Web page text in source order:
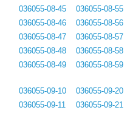
036055-08-45
036055-08-46
036055-08-47
036055-08-48
036055-08-49
036055-08-55
036055-08-56
036055-08-57
036055-08-58
036055-08-59
036055-09-10
036055-09-11
036055-09-20
036055-09-21